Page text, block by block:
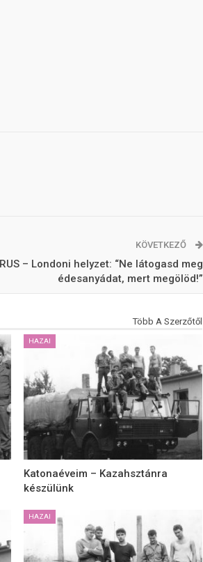
KÖVETKEZŐ
– Londoni helyzet: “Ne látogasd meg
édesanyádat, mert megölöd!”
Több A Szerzőtől
HAZAI
Katonaéveim – Kazahsztánra
készülünk
HAZAI